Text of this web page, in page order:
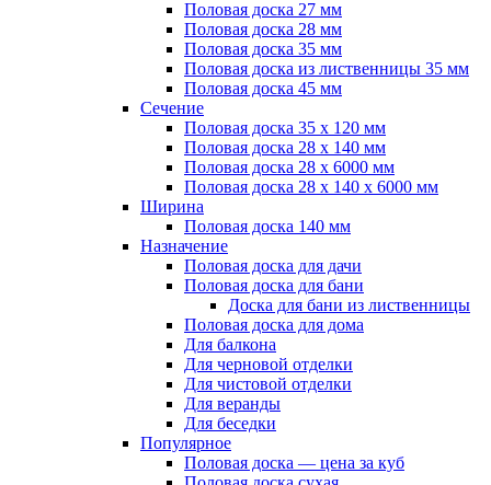
Половая доска 27 мм
Половая доска 28 мм
Половая доска 35 мм
Половая доска из лиственницы 35 мм
Половая доска 45 мм
Сечение
Половая доска 35 х 120 мм
Половая доска 28 х 140 мм
Половая доска 28 х 6000 мм
Половая доска 28 х 140 х 6000 мм
Ширина
Половая доска 140 мм
Назначение
Половая доска для дачи
Половая доска для бани
Доска для бани из лиственницы
Половая доска для дома
Для балкона
Для черновой отделки
Для чистовой отделки
Для веранды
Для беседки
Популярное
Половая доска — цена за куб